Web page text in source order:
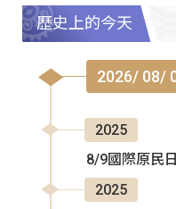
歷史上的今天
2026/ 08/
2025
8/9國際原民
2025